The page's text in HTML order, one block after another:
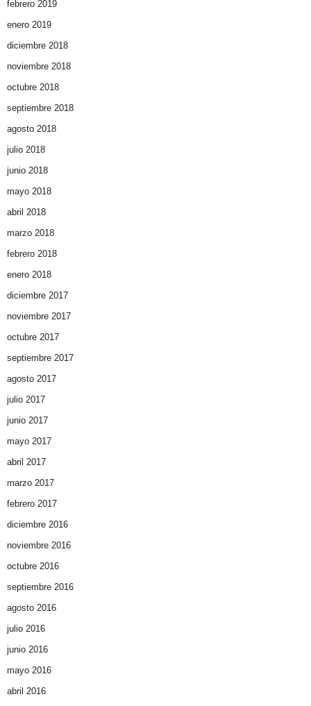
febrero 2019
enero 2019
diciembre 2018
noviembre 2018
octubre 2018
septiembre 2018
agosto 2018
julio 2018
junio 2018
mayo 2018
abril 2018
marzo 2018
febrero 2018
enero 2018
diciembre 2017
noviembre 2017
octubre 2017
septiembre 2017
agosto 2017
julio 2017
junio 2017
mayo 2017
abril 2017
marzo 2017
febrero 2017
diciembre 2016
noviembre 2016
octubre 2016
septiembre 2016
agosto 2016
julio 2016
junio 2016
mayo 2016
abril 2016